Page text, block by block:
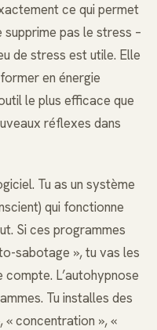
ce qui permet
pas le stress –
de stress est utile. Elle
en énergie
le plus efficace que
réflexes dans
Tu as un système
qui fonctionne
Si ces programmes
sabotage », tu vas les
compte. L’autohypnose
Tu installes des
« concentration », «